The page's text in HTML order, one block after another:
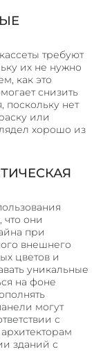
требуют
их не нужно
как это
снизить
поскольку нет
или
хорошо из
что они
при
внешнего
цветов и
уникальные
на фоне
могут
с
зданий с